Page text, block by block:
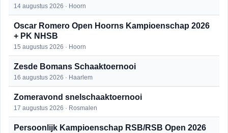
14 augustus 2026 · Hoorn
Oscar Romero Open Hoorns Kampioenschap 2026
+ PK NHSB
15 augustus 2026 · Hoorn
Zesde Bomans Schaaktoernooi
16 augustus 2026 · Haarlem
Zomeravond snelschaaktoernooi
17 augustus 2026 · Rosmalen
Persoonlijk Kampioenschap RSB/RSB Open 2026